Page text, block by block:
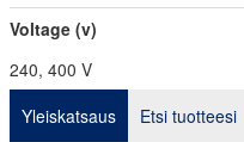
Voltage (v)
240, 400 V
Yleiskatsaus
Etsi tuotteesi